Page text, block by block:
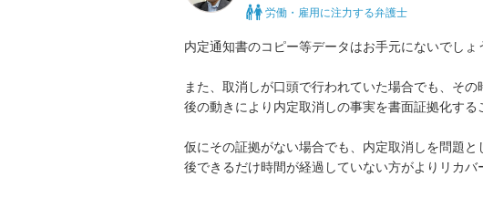
労働・雇用に注力する弁護士
内定通知書のコピー等データはお手元にないでしょ
また、取消しが口頭で行われていた場合でも、そ
後の動きにより内定取消しの事実を書面証拠化する
仮にその証拠がない場合でも、内定取消しを問題
後できるだけ時間が経過していない方がよりリカバ